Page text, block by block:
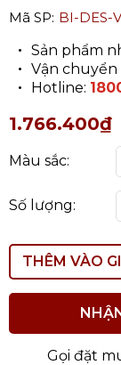
Mã SP: BI-DES-
Sản phẩm
Vận
Hotline:
1.766.400₫
Màu sắc:
Số lượng:
THÊM VÀO
Gọi đặt